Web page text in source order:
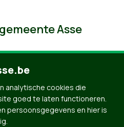
Asse
analytische cookies die
goed te laten functioneren.
persoonsgegevens en hier is